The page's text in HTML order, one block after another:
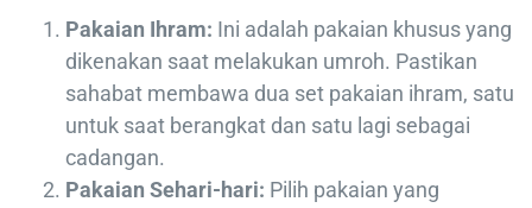
Pakaian Ihram: Ini adalah pakaian khusus yang
dikenakan saat melakukan umroh. Pastikan
sahabat membawa dua set pakaian ihram, satu
untuk saat berangkat dan satu lagi sebagai
cadangan.
Pakaian Sehari-hari: Pilih pakaian yang